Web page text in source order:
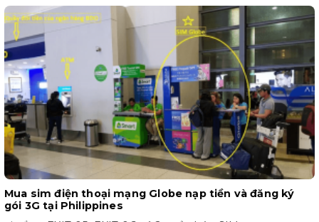
Mua sim điện thoại mạng Globe nạp tiền và đăng ký
gói 3G tại Philippines